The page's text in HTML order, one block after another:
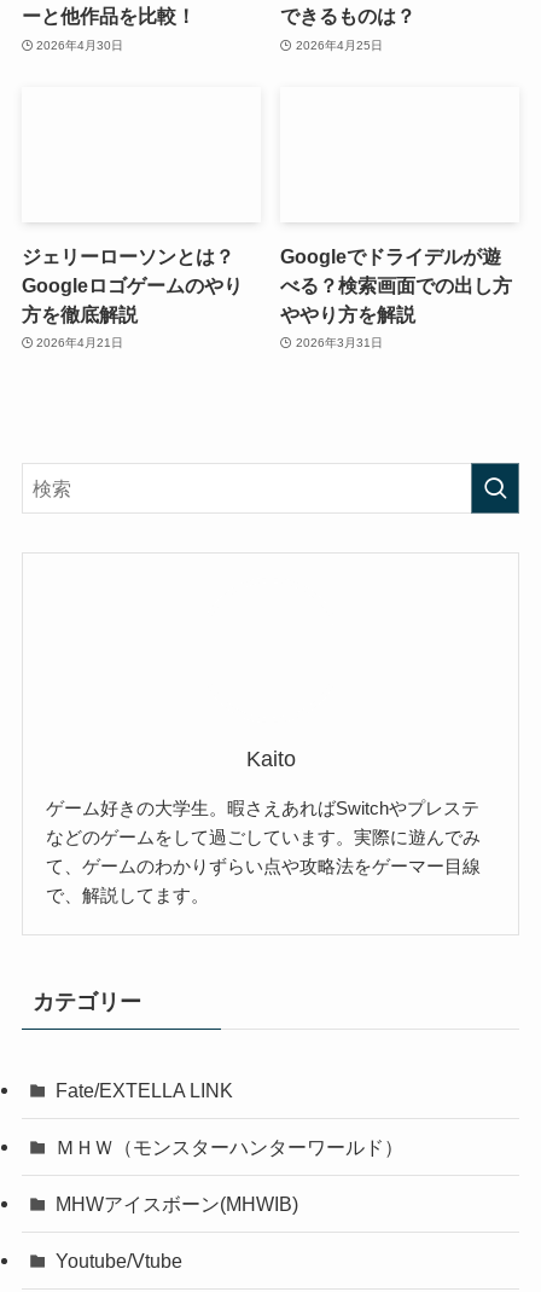
ーと他作品を比較！
2026年4月30日
できるものは？
2026年4月25日
ジェリーローソンとは？
Googleロゴゲームのやり
方を徹底解説
2026年4月21日
Googleでドライデルが遊
べる？検索画面での出し方
ややり方を解説
2026年3月31日
Kaito
ゲーム好きの大学生。暇さえあればSwitchやプレステ
などのゲームをして過ごしています。実際に遊んでみ
て、ゲームのわかりずらい点や攻略法をゲーマー目線
で、解説してます。
カテゴリー
Fate/EXTELLA LINK
ＭＨＷ（モンスターハンターワールド）
MHWアイスボーン(MHWIB)
Youtube/Vtube